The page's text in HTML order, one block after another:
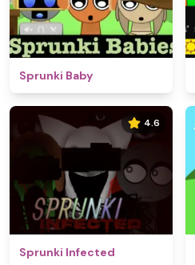
Sprunki Baby
4.6
Sprunki Infected